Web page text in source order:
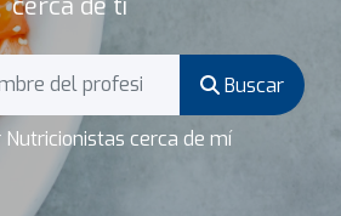
cerca de ti
Buscar
cerca de mí